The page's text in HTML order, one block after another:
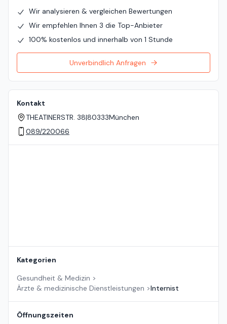
Wir analysieren & vergleichen Bewertungen
Wir empfehlen Ihnen 3 die Top-Anbieter
100% kostenlos und innerhalb von 1 Stunde
Unverbindlich Anfragen
Kontakt
THEATINERSTR. 38|80333München
089/220066
Kategorien
Gesundheit & Medizin >
Ärzte & medizinische Dienstleistungen >Internist
Öffnungszeiten